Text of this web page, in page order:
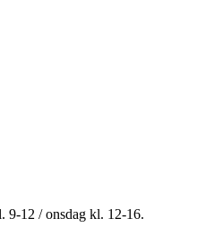
9-12 / onsdag kl. 12-16.